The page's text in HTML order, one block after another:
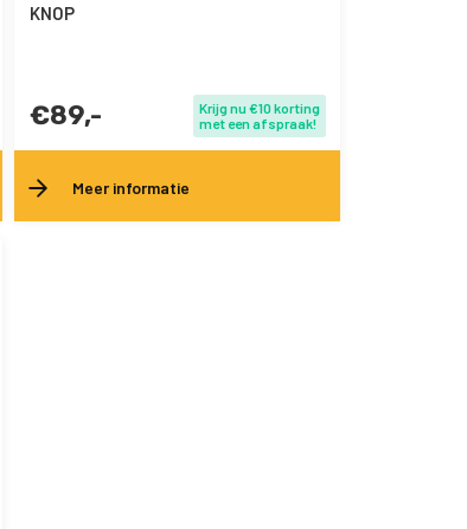
KNOP
€89,-
Krijg nu €10 korting
met een afspraak!
Meer informatie